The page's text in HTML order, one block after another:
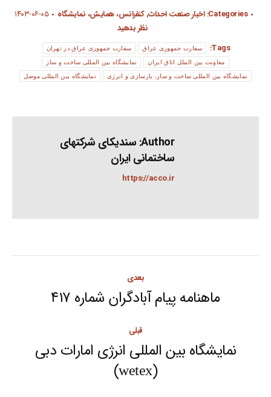
Categories: اخبار صنعت احداث,کنفرانس، همایش، نمایشگاه
۱۴۰۳-۰۶-۰۵
نظر بدهید
Tags:
سفارت جمهوری عراق سفارت جمهوری عراق در تهران
معاونت بین الملل اتاق ایران نمایشگاه بین المللی ساخت و ساز
نمایشگاه بین المللی ساخت و ساز، بازسازی و انرژی نمایشگاه بین المللی موصل
Author: سندیکای شرکتهای
ساختمانی ایران
https://acco.ir
navigation
قبلی
Previous
post:
نمایشگاه بین المللی انرژی امارات دبی
(wetex)
بعدی
Next
ماهنامه پیام آبادگران شماره ۴۱۷